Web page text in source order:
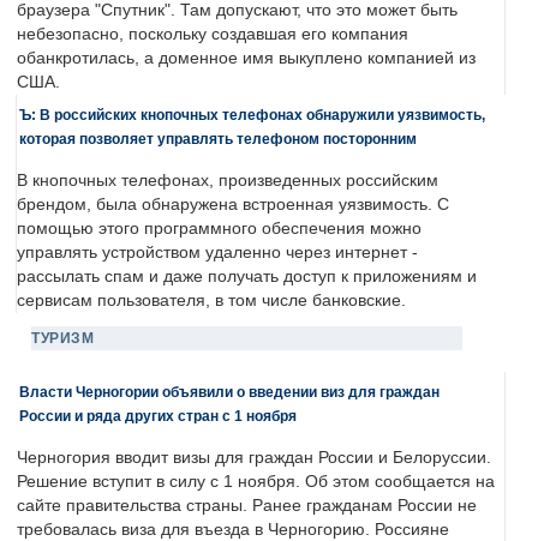
браузера "Спутник". Там допускают, что это может быть
небезопасно, поскольку создавшая его компания
обанкротилась, а доменное имя выкуплено компанией из
США.
Ъ: В российских кнопочных телефонах обнаружили уязвимость,
которая позволяет управлять телефоном посторонним
В кнопочных телефонах, произведенных российским
брендом, была обнаружена встроенная уязвимость. С
помощью этого программного обеспечения можно
управлять устройством удаленно через интернет -
рассылать спам и даже получать доступ к приложениям и
сервисам пользователя, в том числе банковские.
ТУРИЗМ
Власти Черногории объявили о введении виз для граждан
России и ряда других стран с 1 ноября
Черногория вводит визы для граждан России и Белоруссии.
Решение вступит в силу с 1 ноября. Об этом сообщается на
сайте правительства страны. Ранее гражданам России не
требовалась виза для въезда в Черногорию. Россияне